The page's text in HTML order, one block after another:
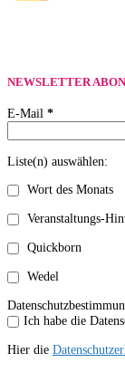
NEWSLETTER
E-Mail *
Liste(n) auswählen:
Wort des Monats
Veranstaltungs-
Quickborn
Wedel
Ich habe die
Hier die